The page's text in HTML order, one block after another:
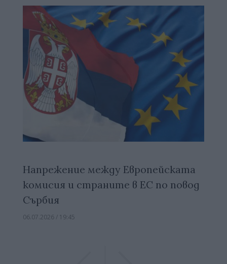
Напрежение между Европейската
комисия и страните в ЕС по повод
Сърбия
06.07.2026 / 19:45